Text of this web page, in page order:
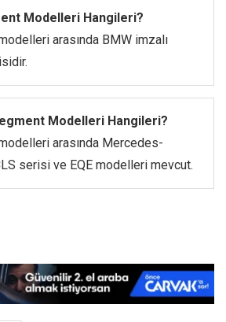
Modelleri Hangileri?
arasında BMW imzalı
Modelleri Hangileri?
arasında Mercedes-
serisi ve EQE modelleri mevcut.